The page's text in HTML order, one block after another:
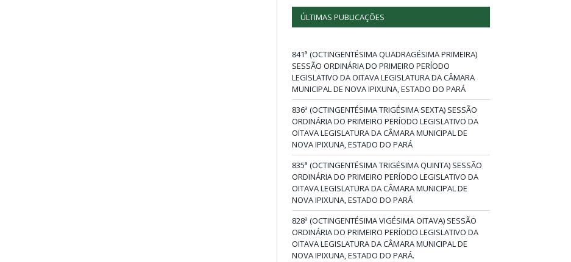
ÚLTIMAS PUBLICAÇÕES
841ª (OCTINGENTÉSIMA QUADRAGÉSIMA PRIMEIRA)
SESSÃO ORDINÁRIA DO PRIMEIRO PERÍODO
LEGISLATIVO DA OITAVA LEGISLATURA DA CÂMARA
MUNICIPAL DE NOVA IPIXUNA, ESTADO DO PARÁ
836ª (OCTINGENTÉSIMA TRIGÉSIMA SEXTA) SESSÃO
ORDINÁRIA DO PRIMEIRO PERÍODO LEGISLATIVO DA
OITAVA LEGISLATURA DA CÂMARA MUNICIPAL DE
NOVA IPIXUNA, ESTADO DO PARÁ
835ª (OCTINGENTÉSIMA TRIGÉSIMA QUINTA) SESSÃO
ORDINÁRIA DO PRIMEIRO PERÍODO LEGISLATIVO DA
OITAVA LEGISLATURA DA CÂMARA MUNICIPAL DE
NOVA IPIXUNA, ESTADO DO PARÁ
828ª (OCTINGENTÉSIMA VIGÉSIMA OITAVA) SESSÃO
ORDINÁRIA DO PRIMEIRO PERÍODO LEGISLATIVO DA
OITAVA LEGISLATURA DA CÂMARA MUNICIPAL DE
NOVA IPIXUNA, ESTADO DO PARÁ.